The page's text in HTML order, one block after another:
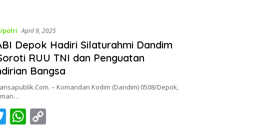
polri April 9, 2025
Depok Hadiri Silaturahmi Dandim
RUU TNI dan Penguatan
Bangsa
– Komandan Kodim (Dandim) 0508/Depok,
T W C